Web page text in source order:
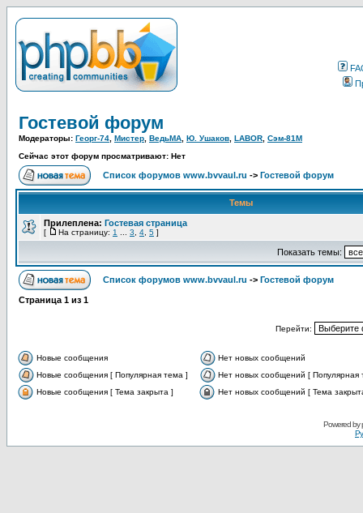
Гостевой форум
Модераторы: Георг-74 Мистер ВедьМА Ю. Ушаков LABOR Сэм-81М
Сейчас этот форум просматривают: Нет
Список форумов www.bvvaul.ru -> Гостевой форум
Темы
Прилеплена: Гостевая страница
[ На страницу: 1 3 4 5 ]
Показать темы:
Список форумов www.bvvaul.ru -> Гостевой форум
Страница 1 из 1
Перейти:
Новые сообщения
Нет новых сообщений
Новые сообщения [ Популярная тема ]
Нет новых сообщений [ Популярная
Новые сообщения [ Тема закрыта ]
Нет новых сообщений [ Тема
Powered by